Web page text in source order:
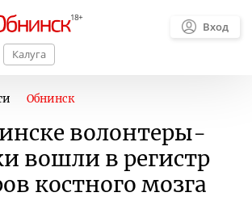
Калуга
Вход
Обнинск
волонтеры-
вошли в регистр
костного мозга